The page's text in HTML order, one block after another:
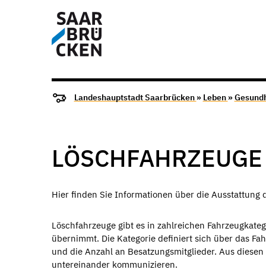
Landeshauptstadt Saarbrücken » Leben »
LÖSCHFAHRZEUGE
Hier finden Sie Informationen über die
Löschfahrzeuge gibt es in zahlreichen
übernimmt. Die Kategorie definiert sich über das
und die Anzahl an Besatzungsmitglieder. Aus
untereinander kommunizieren.